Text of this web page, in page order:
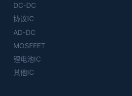
DC-DC
协议IC
AD-DC
MOSFEET
锂电池IC
其他IC